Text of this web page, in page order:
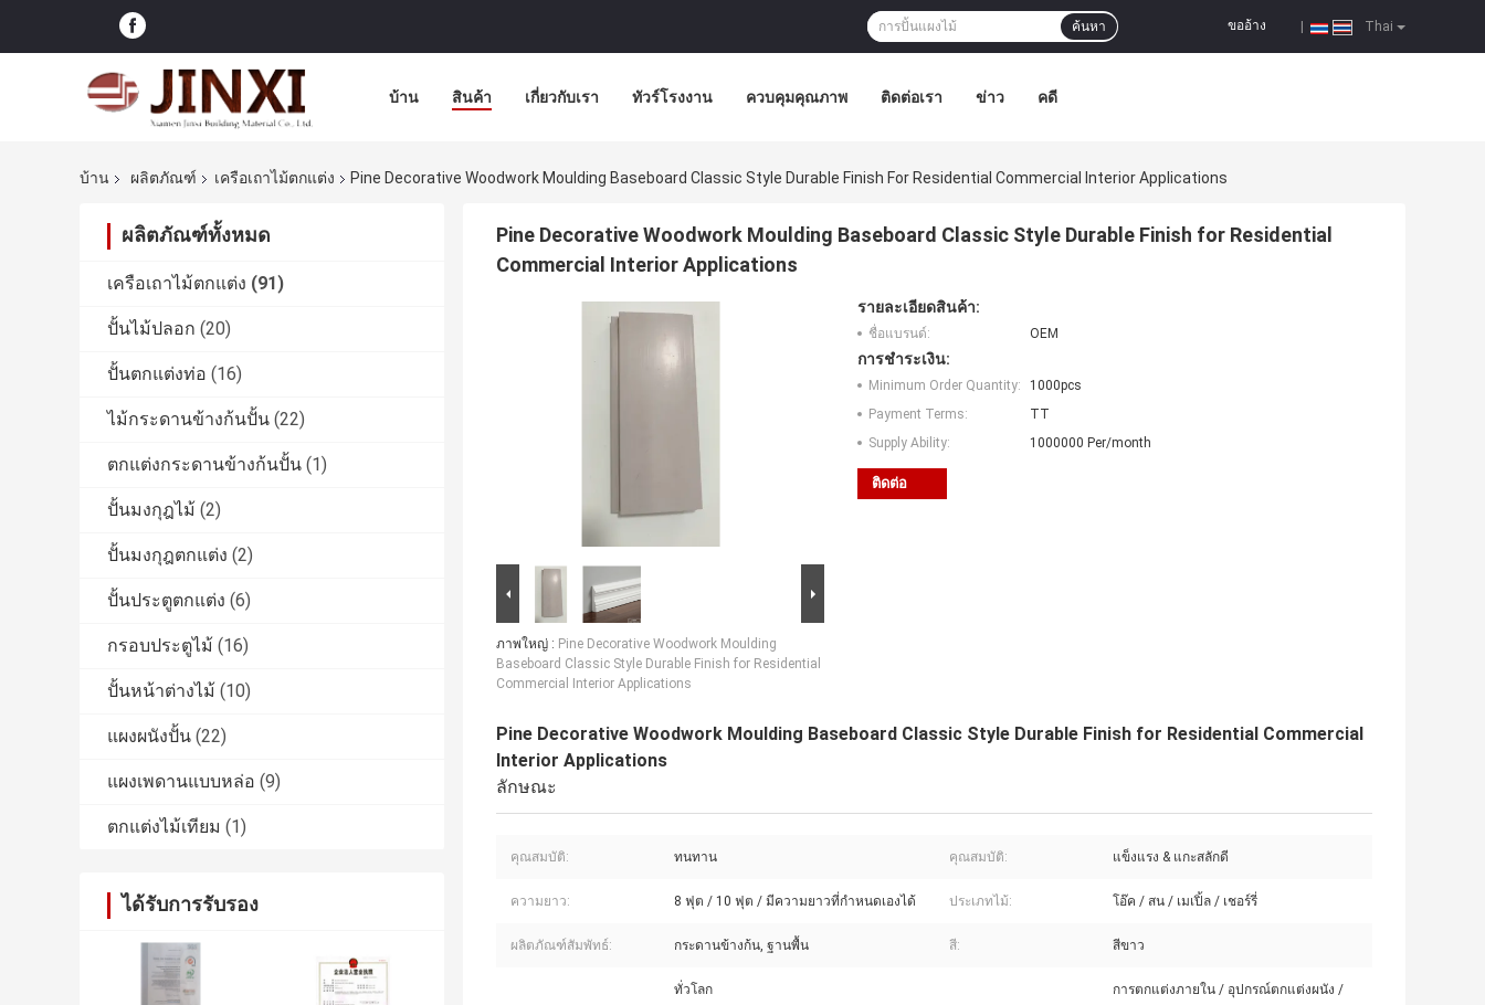
Thai
ขออ้าง
ค้นหา
บ้าน สินค้า เกี่ยวกับเรา ทัวร์โรงงาน ควบคุมคุณภาพ ติดต่อเรา ข่าว คดี
บ้าน ผลิตภัณฑ์ เครือเถาไม้ตกแต่ง Pine Decorative Woodwork Moulding Baseboard Classic Style Durable Finish For Residential Commercial Interior Applications
ผลิตภัณฑ์ทั้งหมด
เครือเถาไม้ตกแต่ง (91)
ปั้นไม้ปลอก (20)
ปั้นตกแต่งท่อ (16)
ไม้กระดานข้างก้นปั้น (22)
ตกแต่งกระดานข้างก้นปั้น (1)
ปั้นมงกุฎไม้ (2)
ปั้นมงกุฎตกแต่ง (2)
ปั้นประตูตกแต่ง (6)
กรอบประตูไม้ (16)
ปั้นหน้าต่างไม้ (10)
แผงผนังปั้น (22)
แผงเพดานแบบหล่อ (9)
ตกแต่งไม้เทียม (1)
ได้รับการรับรอง
Pine Decorative Woodwork Moulding Baseboard Classic Style Durable Finish for Residential
Commercial Interior Applications
ภาพใหญ่ : Pine Decorative Woodwork Moulding
Baseboard Classic Style Durable Finish for Residential
Commercial Interior Applications
รายละเอียดสินค้า:
ชื่อแบรนด์: OEM
การชำระเงิน:
Minimum Order Quantity:
1000pcs
Payment Terms:
TT
Supply Ability:
1000000 Per/month
ติดต่อ
Pine Decorative Woodwork Moulding Baseboard Classic Style Durable Finish for Residential Commercial
Interior Applications
ลักษณะ
คุณสมบัติ: ทนทาน คุณสมบัติ: แข็งแรง & แกะสลักดี
ความยาว: 8 ฟุต / 10 ฟุต / มีความยาวที่กำหนดเองได้ ประเภทไม้: โอ๊ค / สน / เมเปิ้ล / เชอร์รี่
ผลิตภัณฑ์สัมพัทธ์: กระดานข้างก้น, ฐานพื้น สี: สีขาว
ทั่วโลก
การตกแต่งภายใน / อุปกรณ์ตกแต่งผนัง /